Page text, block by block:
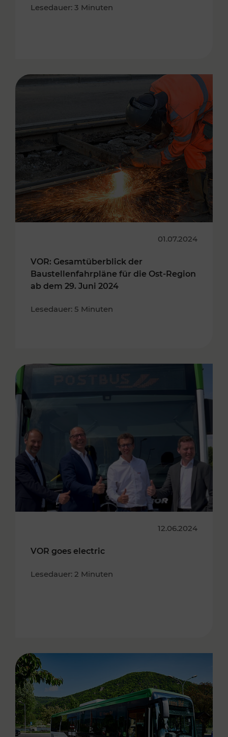
Lesedauer: 3 Minuten
01.07.2024
VOR: Gesamtüberblick der
Baustellenfahrpläne für die Ost-Region
ab dem 29. Juni 2024
Lesedauer: 5 Minuten
12.06.2024
VOR goes electric
Lesedauer: 2 Minuten